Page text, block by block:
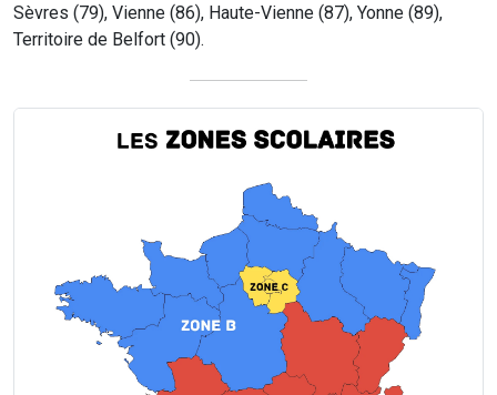
Sèvres (79), Vienne (86), Haute-Vienne (87), Yonne (89),
Territoire de Belfort (90).